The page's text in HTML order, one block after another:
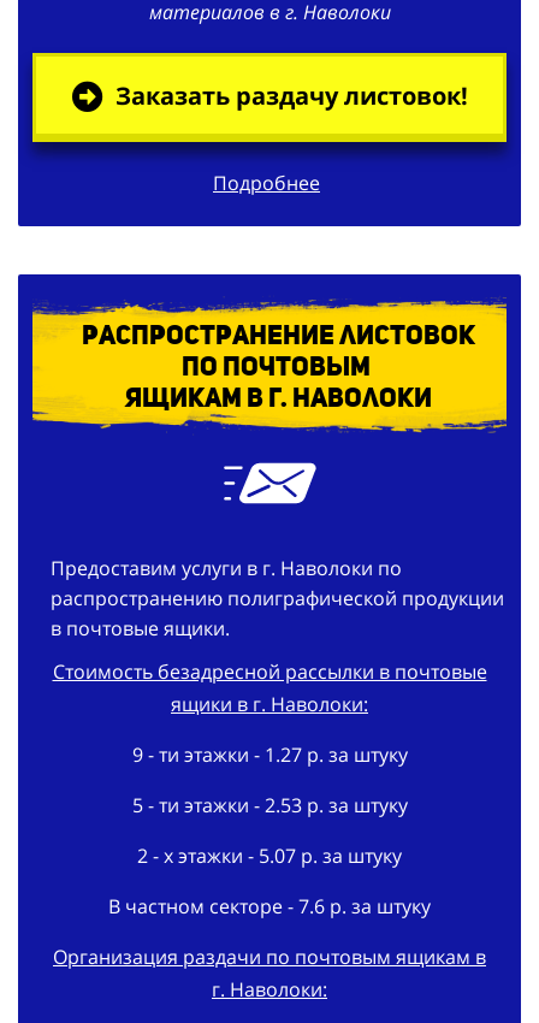
материалов в г. Наволоки
Заказать раздачу листовок!
Подробнее
Распространение листовок
по почтовым
ящикам в г. Наволоки
Предоставим услуги в г. Наволоки по
распространению полиграфической продукции
в почтовые ящики.
Стоимость безадресной рассылки в почтовые
ящики в г. Наволоки:
9 - ти этажки - 1.27 р. за штуку
5 - ти этажки - 2.53 р. за штуку
2 - х этажки - 5.07 р. за штуку
В частном секторе - 7.6 р. за штуку
Организация раздачи по почтовым ящикам в
г. Наволоки: